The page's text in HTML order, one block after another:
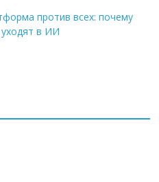
против всех: почему
в ИИ